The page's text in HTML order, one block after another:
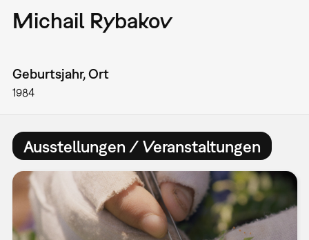
Michail Rybakov
Geburtsjahr, Ort
1984
Ausstellungen / Veranstaltungen